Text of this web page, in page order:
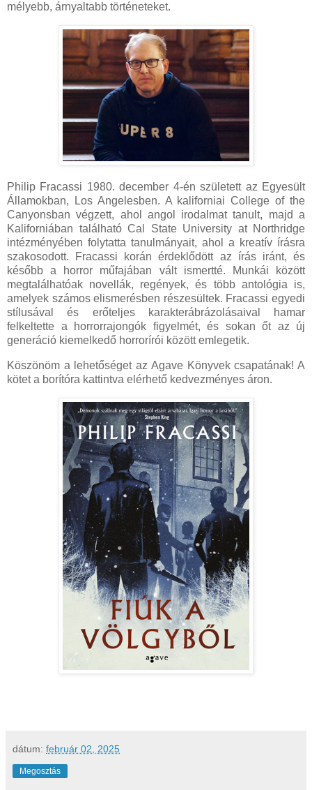
mélyebb, árnyaltabb történeteket.
Philip Fracassi 1980. december 4-én született az Egyesült
Államokban, Los Angelesben. A kaliforniai College of the
Canyonsban végzett, ahol angol irodalmat tanult, majd a
Kaliforniában található Cal State University at Northridge
intézményében folytatta tanulmányait, ahol a kreatív írásra
szakosodott. Fracassi korán érdeklődött az írás iránt, és
később a horror műfajában vált ismertté. Munkái között
megtalálhatóak novellák, regények, és több antológia is,
amelyek számos elismerésben részesültek. Fracassi egyedi
stílusával és erőteljes karakterábrázolásaival hamar
felkeltette a horrorrajongók figyelmét, és sokan őt az új
generáció kiemelkedő horrorírói között emlegetik.
Köszönöm a lehetőséget az Agave Könyvek csapatának! A
kötet a borítóra kattintva elérhető kedvezményes áron.
dátum: február 02, 2025
Megosztás